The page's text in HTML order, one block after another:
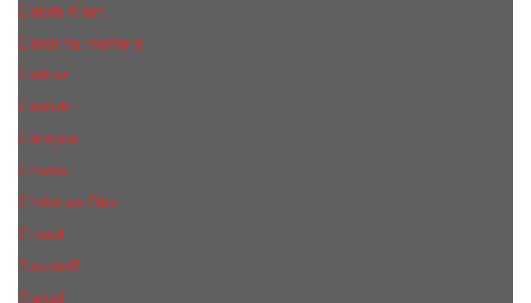
Calvin Klein
Carolina Herrera
Cartier
Cerruti
Сliniquе
Chanel
Christian Dior
Creed
Davidoff
Diesel